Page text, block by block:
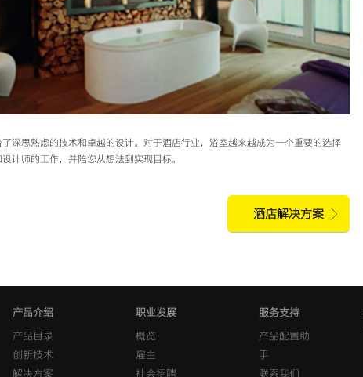
深思熟虑的技术和卓越的设计。对于酒店行业，浴室越来越成为一个重要的选择
计师的工作，并陪您从想法到实现目标。
酒店解决方案
产品介绍
产品目录
创新技术
解决方案
职业发展
概览
雇主
社会招聘
服务支持
产品配置助
手
联系我们